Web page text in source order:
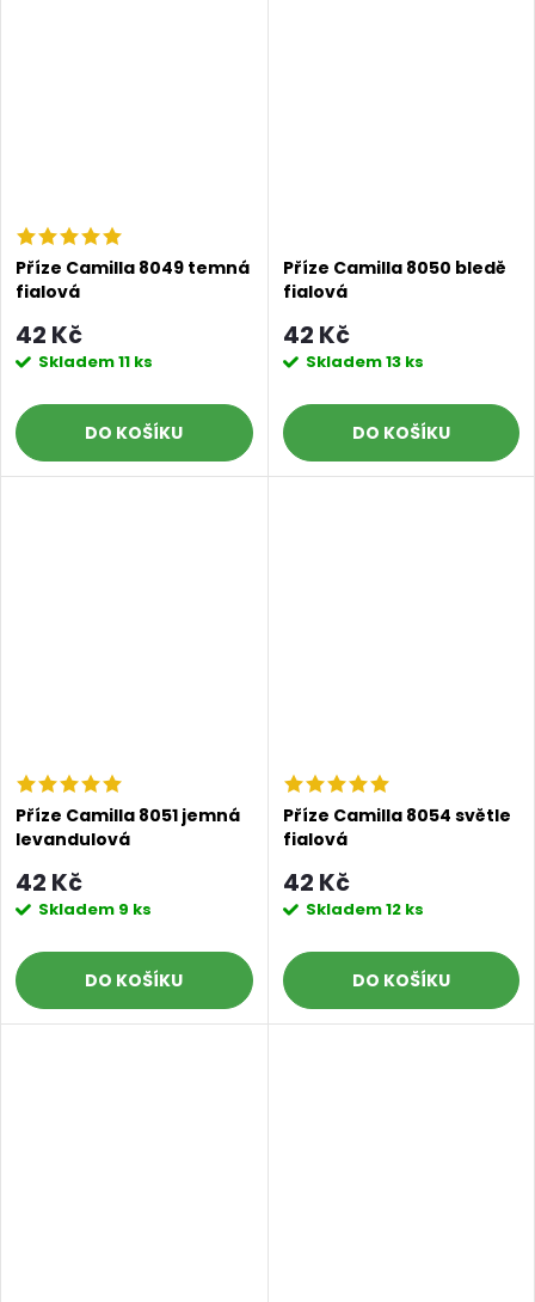
Příze Camilla 8049 temná
fialová
42 Kč
Skladem11 ks
DO KOŠÍKU
Příze Camilla 8050 bledě
fialová
42 Kč
Skladem13 ks
DO KOŠÍKU
Příze Camilla 8051 jemná
levandulová
42 Kč
Skladem 9 ks
DO KOŠÍKU
Příze Camilla 8054 světle
fialová
42 Kč
Skladem12 ks
DO KOŠÍKU